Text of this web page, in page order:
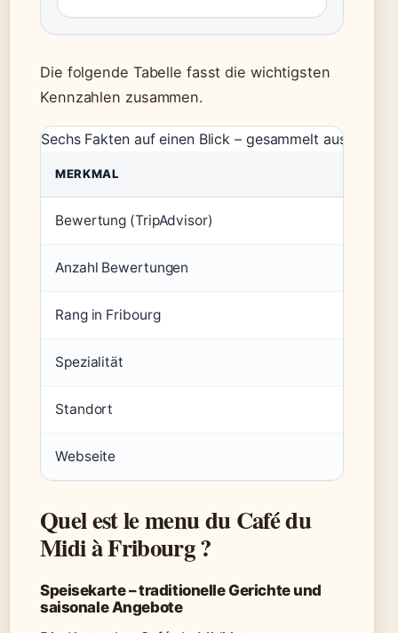
Die folgende Tabelle fasst die wichtigsten
Kennzahlen zusammen.
Sechs Fakten auf einen Blick – gesammelt aus
MERKMAL
Bewertung (TripAdvisor)
Anzahl Bewertungen
Rang in Fribourg
Spezialität
Standort
Webseite
Quel est le menu du Café du
Midi à Fribourg ?
Speisekarte – traditionelle Gerichte und
saisonale Angebote